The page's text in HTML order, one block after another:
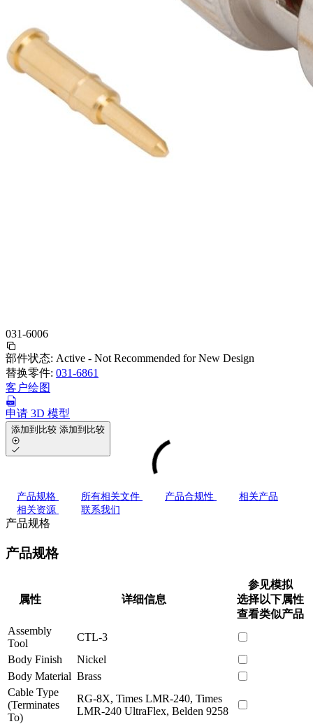
031-6006
部件状态: Active - Not Recommended for New Design
替换零件: 031-6861
客户绘图
申请 3D 模型
添加到比较 添加到比较
产品规格 所有相关文件 产品合规性
相关产品
相关资源
联系我们
产品规格
产品规格
属性 详细信息
参见模拟
选择以下属性
查看类似产品
Assembly
Tool
CTL-3
Body Finish
Nickel
Body Material Brass
Cable Type
(Terminates
To)
RG-8X, Times LMR-240, Times
LMR-240 UltraFlex, Belden 9258